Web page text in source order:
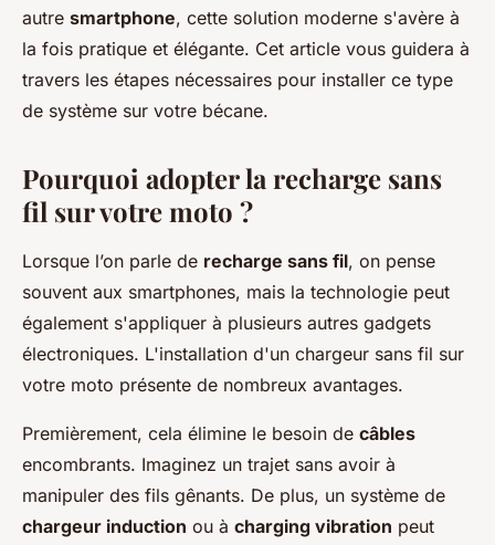
autre smartphone, cette solution moderne s'avère à
la fois pratique et élégante. Cet article vous guidera à
travers les étapes nécessaires pour installer ce type
de système sur votre bécane.
Pourquoi adopter la recharge sans
fil sur votre moto ?
Lorsque l’on parle de recharge sans fil, on pense
souvent aux smartphones, mais la technologie peut
également s'appliquer à plusieurs autres gadgets
électroniques. L'installation d'un chargeur sans fil sur
votre moto présente de nombreux avantages.
Premièrement, cela élimine le besoin de câbles
encombrants. Imaginez un trajet sans avoir à
manipuler des fils gênants. De plus, un système de
chargeur induction ou à charging vibration peut